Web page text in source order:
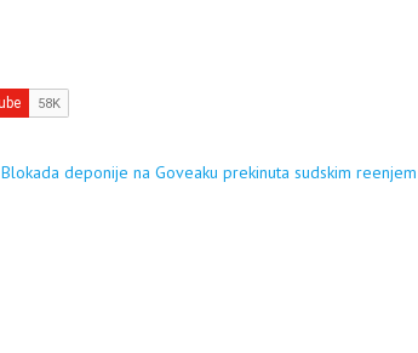
Blokada deponije na Goveaku prekinuta sudskim reenjem